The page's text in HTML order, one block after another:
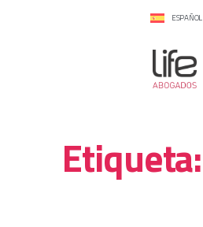
ESPAÑOL
Etiqueta: